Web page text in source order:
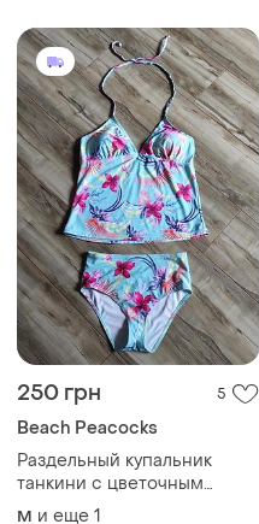
250 грн 5
Beach Peacocks
Раздельный купальник
танкини с цветочным
принтом beach peacocks,
M и еще 1